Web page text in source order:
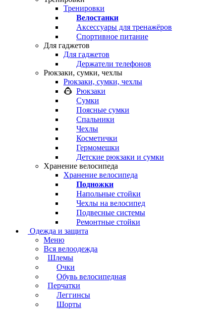
Тренировки
Велостанки
Аксессуары для тренажёров
Спортивное питание
Для гаджетов
Для гаджетов
Держатели телефонов
Рюкзаки, сумки, чехлы
Рюкзаки, сумки, чехлы
Рюкзаки
Сумки
Поясные сумки
Спальники
Чехлы
Косметички
Гермомешки
Детские рюкзаки и сумки
Хранение велосипеда
Хранение велосипеда
Подножки
Напольные стойки
Чехлы на велосипед
Подвесные системы
Ремонтные стойки
Одежда и защита
Меню
Вся велоодежда
Шлемы
Очки
Обувь велосипедная
Перчатки
Леггинсы
Шорты